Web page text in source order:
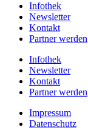
Infothek
Newsletter
Kontakt
Partner werden
Infothek
Newsletter
Kontakt
Partner werden
Impressum
Datenschutz